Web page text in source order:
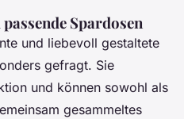
Spardosen
und liebevoll gestaltete
gefragt. Sie
und können sowohl als
gesammeltes